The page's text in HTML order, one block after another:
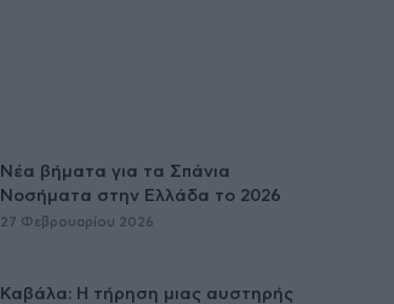
Νέα βήματα για τα Σπάνια
Νοσήματα στην Ελλάδα το 2026
27 Φεβρουαρίου 2026
Καβάλα: Η τήρηση μιας αυστηρής